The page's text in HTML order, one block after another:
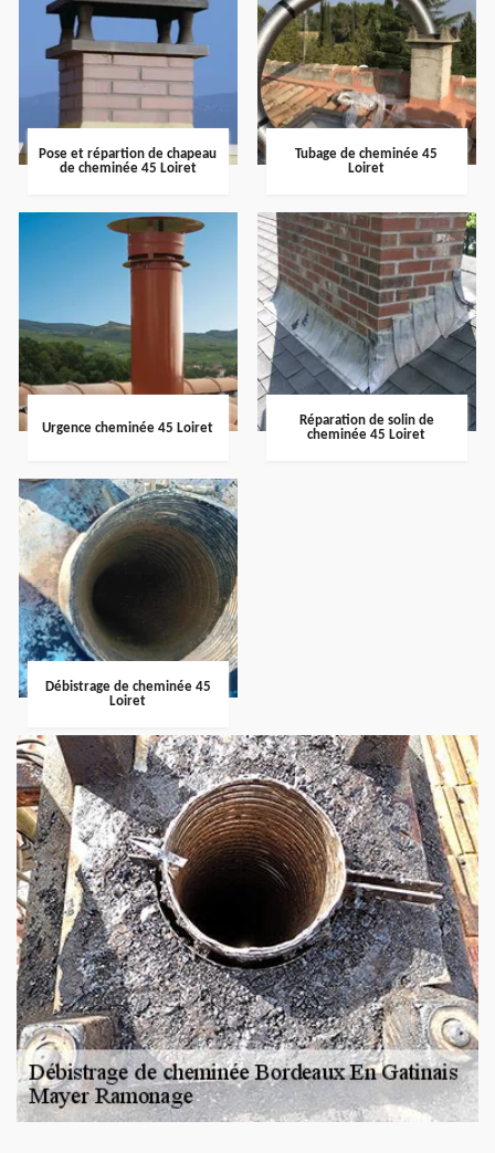
Pose et répartion de chapeau
de cheminée 45 Loiret
Tubage de cheminée 45
Loiret
Urgence cheminée 45 Loiret
Réparation de solin de
cheminée 45 Loiret
Débistrage de cheminée 45
Loiret